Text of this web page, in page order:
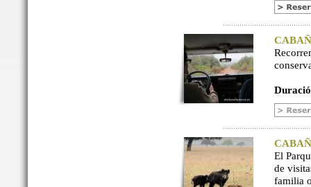
El
de
familia